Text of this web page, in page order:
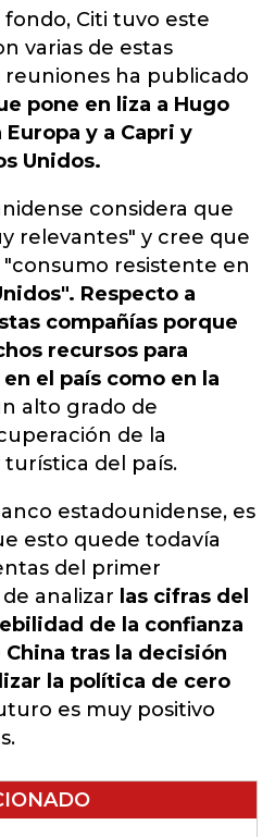
Citi tuvo este
varias de estas
reuniones ha publicado
pone en liza a Hugo
y a Capri y
Unidos.
considera que
relevantes" y cree que
resistente en
Respecto a
compañías porque
recursos para
el país como en la
alto grado de
de la
del país.
estadounidense, es
esto quede todavía
del primer
analizar las cifras del
de la confianza
tras la decisión
la política de cero
es muy positivo